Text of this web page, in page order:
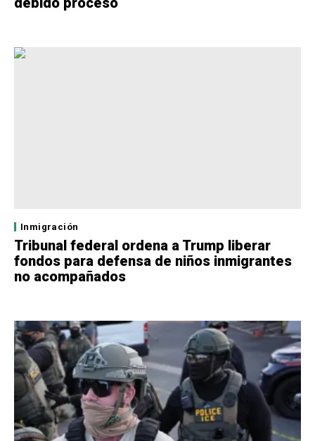
Inmigración
Tribunal federal ordena a Trump liberar
fondos para defensa de niños inmigrantes
no acompañados